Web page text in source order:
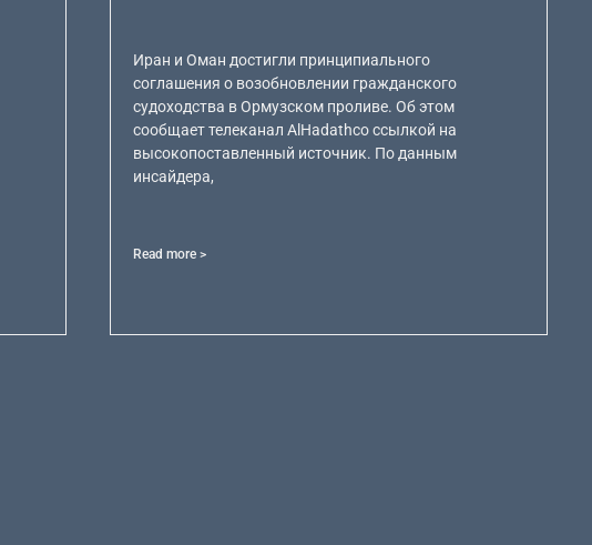
Иран и Оман достигли принципиального
соглашения о возобновлении гражданского
судоходства в Ормузском проливе. Об этом
сообщает телеканал AlHadathсо ссылкой на
высокопоставленный источник. По данным
инсайдера,
Read more >